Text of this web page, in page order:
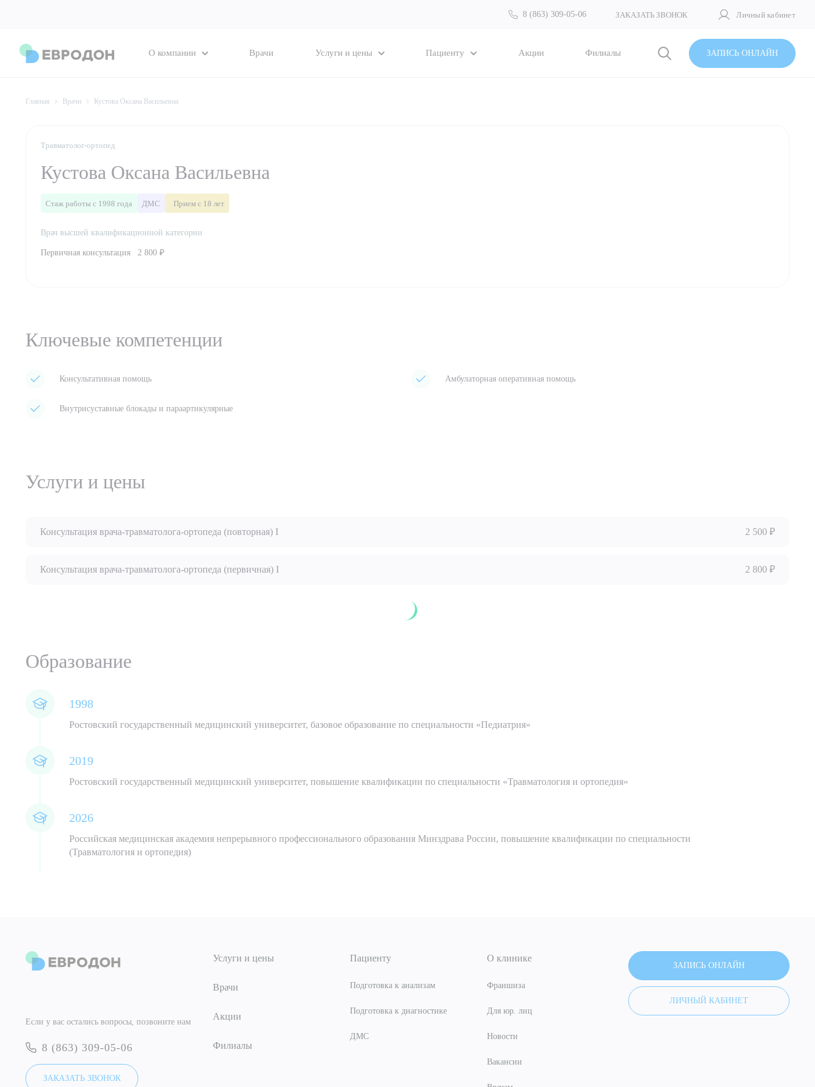
8 (863) 309-05-06 ЗАКАЗАТЬ ЗВОНОК Личный кабинет
О компании Врачи Услуги и цены Пациенту Акции Филиалы ЗАПИСЬ ОНЛАЙН
Главная Врачи Кустова Оксана Васильевна
Травматолог-ортопед
Кустова Оксана Васильевна
Стаж работы с 1998 года ДМС Прием с 18 лет
Врач высшей квалификационной категории
Первичная консультация 2 800 ₽
Ключевые компетенции
Консультативная помощь
Внутрисуставные блокады и параартикулярные
Амбулаторная оперативная помощь
Услуги и цены
Консультация врача-травматолога-ортопеда (повторная) I 2 500 ₽
Консультация врача-травматолога-ортопеда (первичная) I 2 800 ₽
Образование
1998
Ростовский государственный медицинский университет, базовое образование по специальности «Педиатрия»
2019
Ростовский государственный медицинский университет, повышение квалификации по специальности «Травматология и ортопедия»
2026
Российская медицинская академия непрерывного профессионального образования Минздрава России, повышение квалификации по специальности
(Травматология и ортопедия)
Если у вас остались вопросы, позвоните нам
8 (863) 309-05-06
ЗАКАЗАТЬ ЗВОНОК
Услуги и цены
Врачи
Акции
Филиалы
Пациенту
Подготовка к анализам
Подготовка к диагностике
ДМС
О клинике
Франшиза
Для юр. лиц
Новости
Вакансии
ЗАПИСЬ ОНЛАЙН
ЛИЧНЫЙ КАБИНЕТ